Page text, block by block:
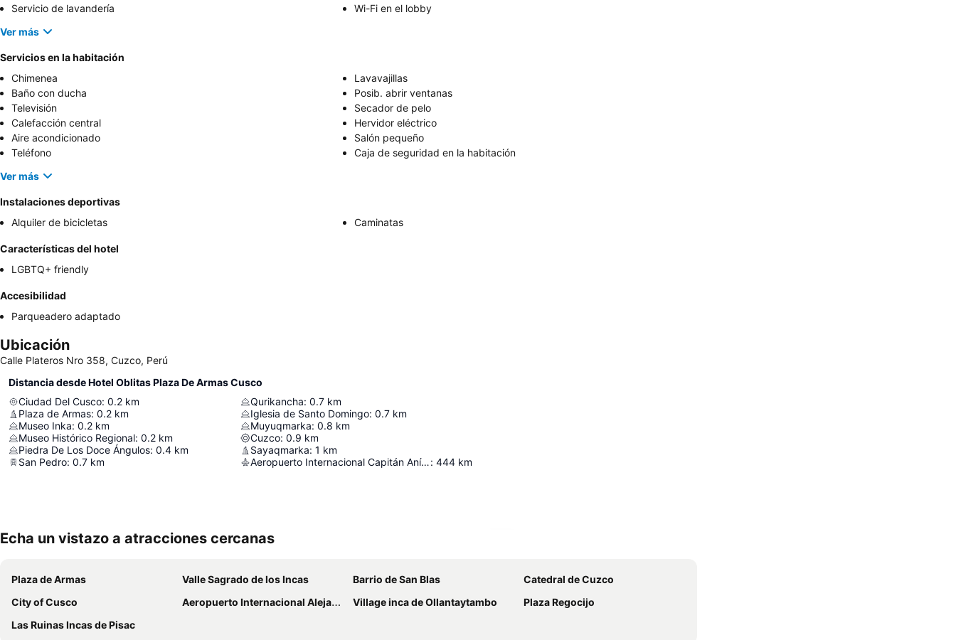
Servicio de lavandería
Wi-Fi en el lobby
Ver más
Servicios en la habitación
Chimenea
Lavavajillas
Baño con ducha
Posib. abrir ventanas
Televisión
Secador de pelo
Calefacción central
Hervidor eléctrico
Aire acondicionado
Salón pequeño
Teléfono
Caja de seguridad en la habitación
Ver más
Instalaciones deportivas
Alquiler de bicicletas
Caminatas
Características del hotel
LGBTQ+ friendly
Accesibilidad
Parqueadero adaptado
Ubicación
Calle Plateros Nro 358, Cuzco, Perú
Distancia desde Hotel Oblitas Plaza De Armas Cusco
Ciudad Del Cusco: 0.2 km
Plaza de Armas: 0.2 km
Museo Inka: 0.2 km
Museo Histórico Regional: 0.2 km
Piedra De Los Doce Ángulos: 0.4 km
San Pedro: 0.7 km
Qurikancha: 0.7 km
Iglesia de Santo Domingo: 0.7 km
Muyuqmarka: 0.8 km
Cuzco: 0.9 km
Sayaqmarka: 1 km
Aeropuerto Internacional Capitán Aníbal Arab Fadul: 444 km
Echa un vistazo a atracciones cercanas
Plaza de Armas Valle Sagrado de los Incas Barrio de San Blas
Catedral de Cuzco
City of Cusco
Aeropuerto Internacional Alejandro Velasco Astete Village inca de Ollantaytambo
Plaza Regocijo
Las Ruinas Incas de Pisac